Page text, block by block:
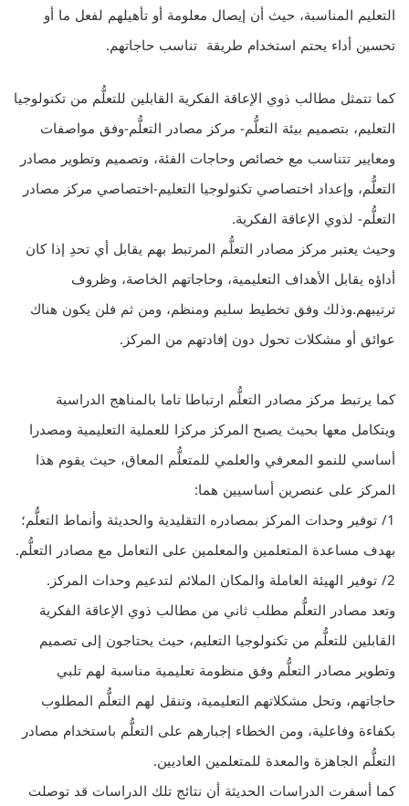
التعليم المناسبة، حيث أن إيصال معلومة أو تأهيلهم لفعل ما أو
تحسين أداء يحتم استخدام طريقة تناسب حاجاتهم.
كما تتمثل مطالب ذوي الإعاقة الفكرية القابلين للتعلُّم من تكنولوجيا
التعليم، بتصميم بيئة التعلُّم- مركز مصادر التعلُّم-وفق مواصفات
ومعايير تتناسب مع خصائص وحاجات الفئة، وتصميم وتطوير مصادر
التعلُّم، وإعداد اختصاصي تكنولوجيا التعليم-اختصاصي مركز مصادر
التعلُّم- لذوي الإعاقة الفكرية.
وحيث يعتبر مركز مصادر التعلُّم المرتبط بهم يقابل أي تحدِ إذا كان
أداؤه يقابل الأهداف التعليمية، وحاجاتهم الخاصة، وظروف
ترتيبهم.وذلك وفق تخطيط سليم ومنظم، ومن ثم فلن يكون هناك
عوائق أو مشكلات تحول دون إفادتهم من المركز.
كما يرتبط مركز مصادر التعلُّم ارتباطا تاما بالمناهج الدراسية
ويتكامل معها بحيث يصبح المركز مركزا للعملية التعليمية ومصدرا
أساسي للنمو المعرفي والعلمي للمتعلُّم المعاق، حيث يقوم هذا
المركز على عنصرين أساسيين هما:
1/ توفير وحدات المركز بمصادره التقليدية والحديثة وأنماط التعلُّم؛
بهدف مساعدة المتعلمين والمعلمين على التعامل مع مصادر التعلُّم.
2/ توفير الهيئة العاملة والمكان الملائم لتدعيم وحدات المركز.
وتعد مصادر التعلُّم مطلب ثاني من مطالب ذوي الإعاقة الفكرية
القابلين للتعلُّم من تكنولوجيا التعليم، حيث يحتاجون إلى تصميم
وتطوير مصادر التعلُّم وفق منظومة تعليمية مناسبة لهم تلبي
حاجاتهم، وتحل مشكلاتهم التعليمية، وتنقل لهم التعلُّم المطلوب
بكفاءة وفاعلية، ومن الخطاء إجبارهم على التعلُّم باستخدام مصادر
التعلُّم الجاهزة والمعدة للمتعلمين العاديين.
كما أسفرت الدراسات الحديثة أن نتائج تلك الدراسات قد توصلت